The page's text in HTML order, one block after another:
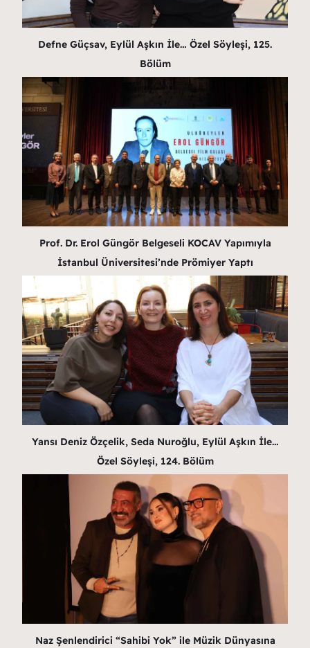
Defne Güçsav, Eylül Aşkın İle… Özel Söyleşi, 125.
Bölüm
Prof. Dr. Erol Güngör Belgeseli KOCAV Yapımıyla
İstanbul Üniversitesi’nde Prömiyer Yaptı
Yansı Deniz Özçelik, Seda Nuroğlu, Eylül Aşkın İle…
Özel Söyleşi, 124. Bölüm
Naz Şenlendirici “Sahibi Yok” ile Müzik Dünyasına